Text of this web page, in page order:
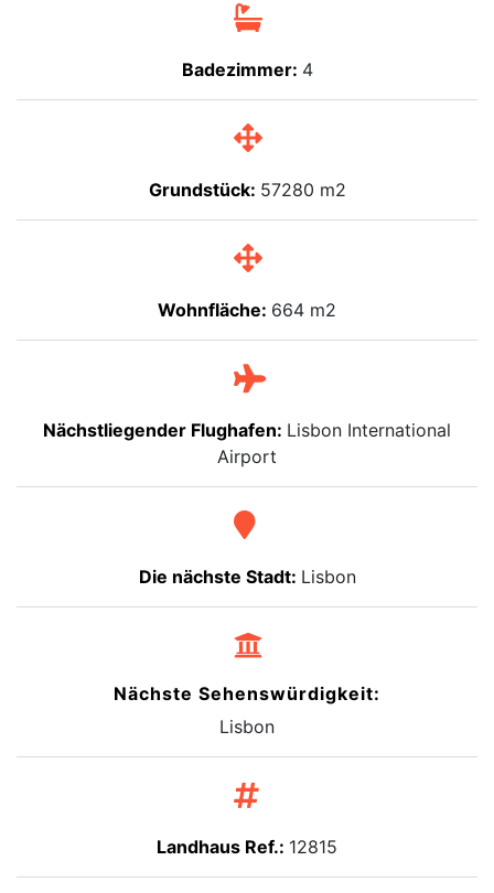
Badezimmer: 4
Grundstück: 57280 m2
Wohnfläche: 664 m2
Nächstliegender Flughafen: Lisbon International
Airport
Die nächste Stadt: Lisbon
Nächste Sehenswürdigkeit:
Lisbon
Landhaus Ref.: 12815